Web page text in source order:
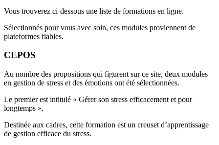
Vous trouverez ci-dessous une liste de formations en ligne.
Sélectionnés pour vous avec soin, ces modules proviennent de
plateformes fiables.
CEPOS
Au nombre des propositions qui figurent sur ce site, deux modules
en gestion de stress et des émotions ont été sélectionnées.
Le premier est intitulé « Gérer son stress efficacement et pour
longtemps ».
Destinée aux cadres, cette formation est un creuset d’apprentissage
de gestion efficace du stress.